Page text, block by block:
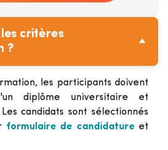
les critères
?
les participants doivent
diplôme universitaire et
candidats sont sélectionnés
formulaire de candidature et